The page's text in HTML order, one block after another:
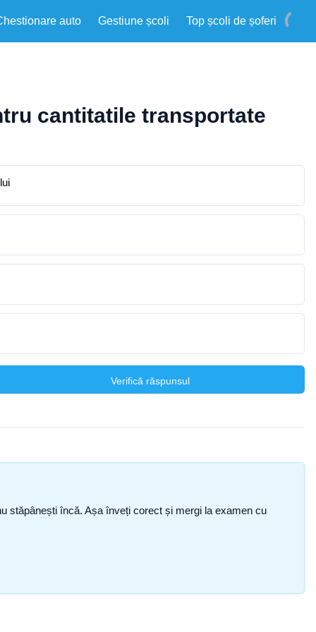
auto Gestiune școli Top școli de șoferi
cantitatile transportate
Verifică răspunsul
stăpânești încă. Așa înveți corect și mergi la examen cu